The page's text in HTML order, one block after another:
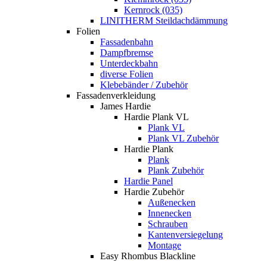
Kernrock (035)
LINITHERM Steildachdämmung
Folien
Fassadenbahn
Dampfbremse
Unterdeckbahn
diverse Folien
Klebebänder / Zubehör
Fassadenverkleidung
James Hardie
Hardie Plank VL
Plank VL
Plank VL Zubehör
Hardie Plank
Plank
Plank Zubehör
Hardie Panel
Hardie Zubehör
Außenecken
Innenecken
Schrauben
Kantenversiegelung
Montage
Easy Rhombus Blackline